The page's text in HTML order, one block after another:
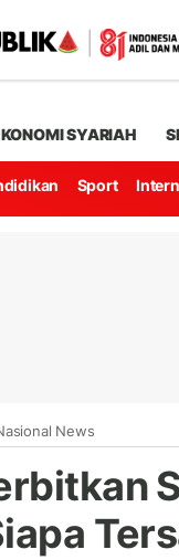
SYARIAH
Sport
News